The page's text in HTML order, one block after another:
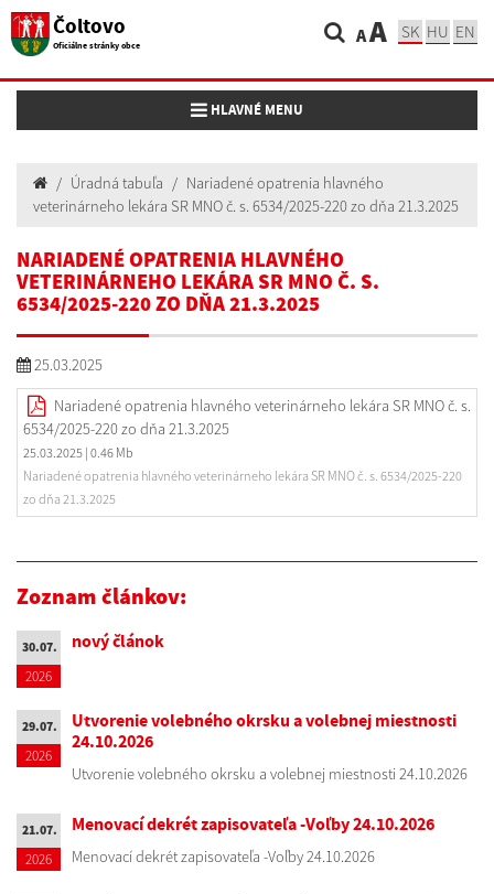
Čoltovo
Oficiálne stránky obce AA SK HU EN
Toggle navigation
HLAVNÉ MENU
Úradná tabuľa
Nariadené opatrenia hlavného
veterinárneho lekára SR MNO č. s. 6534/2025-220 zo dňa 21.3.2025
NARIADENÉ OPATRENIA HLAVNÉHO
VETERINÁRNEHO LEKÁRA SR MNO Č. S.
6534/2025-220 ZO DŇA 21.3.2025
25.03.2025
Nariadené opatrenia hlavného veterinárneho lekára SR MNO č. s.
6534/2025-220 zo dňa 21.3.2025
25.03.2025 | 0.46 Mb
Nariadené opatrenia hlavného veterinárneho lekára SR MNO č. s. 6534/2025-220
zo dňa 21.3.2025
Zoznam článkov:
30.07.
2026
nový článok
29.07.
2026
Utvorenie volebného okrsku a volebnej miestnosti
24.10.2026
Utvorenie volebného okrsku a volebnej miestnosti 24.10.2026
21.07.
2026
Menovací dekrét zapisovateľa -Voľby 24.10.2026
Menovací dekrét zapisovateľa -Voľby 24.10.2026